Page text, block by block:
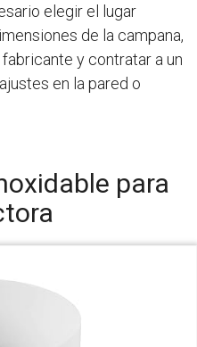
elegir el lugar
de la campana,
y contratar a un
en la pared o
para